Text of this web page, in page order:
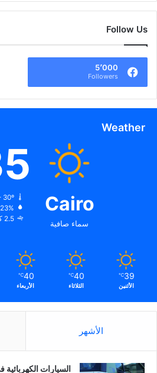
Follow Us
5٬000
Followers
Weather
Cairo
سماء صافية
39º - 30º
23%
2.5 كيلومتر/ساعة
39
℃
الأثنين
40
℃
الثلاثاء
40
℃
الأربعاء
الأشهر
السيارات